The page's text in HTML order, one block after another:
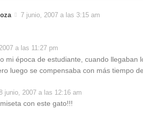
7 junio, 2007 a las 3:15 am
a las 11:27 pm
mi época de estudiante, cuando llegaban
luego se compensaba con más tiempo
junio, 2007 a las 12:16 am
con este gato!!!